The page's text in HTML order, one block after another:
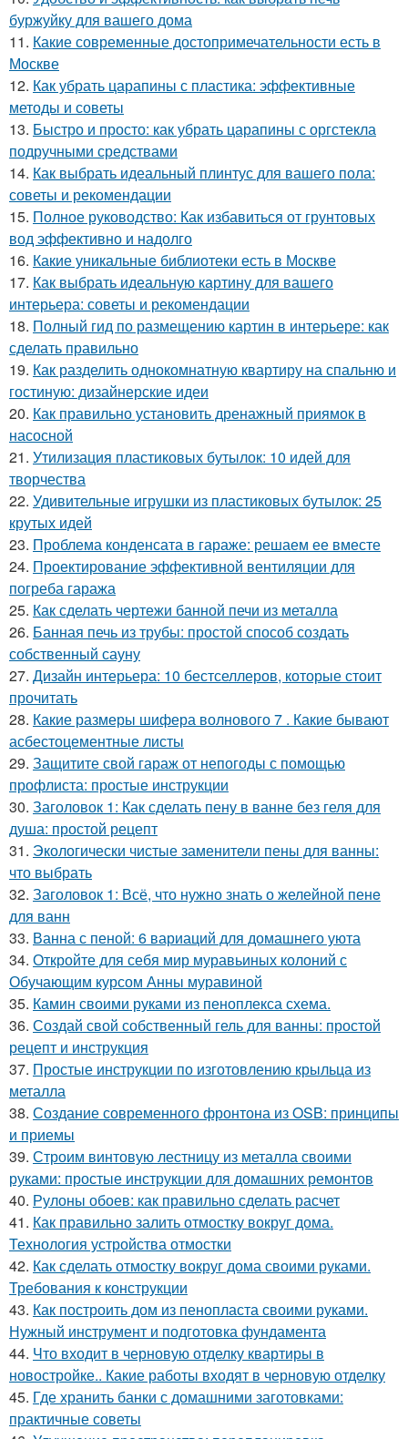
буржуйку для вашего дома
11. Какие современные достопримечательности есть в
Москве
12. Как убрать царапины с пластика: эффективные
методы и советы
13. Быстро и просто: как убрать царапины с оргстекла
подручными средствами
14. Как выбрать идеальный плинтус для вашего пола:
советы и рекомендации
15. Полное руководство: Как избавиться от грунтовых
вод эффективно и надолго
16. Какие уникальные библиотеки есть в Москве
17. Как выбрать идеальную картину для вашего
интерьера: советы и рекомендации
18. Полный гид по размещению картин в интерьере: как
сделать правильно
19. Как разделить однокомнатную квартиру на спальню и
гостиную: дизайнерские идеи
20. Как правильно установить дренажный приямок в
насосной
21. Утилизация пластиковых бутылок: 10 идей для
творчества
22. Удивительные игрушки из пластиковых бутылок: 25
крутых идей
23. Проблема конденсата в гараже: решаем ее вместе
24. Проектирование эффективной вентиляции для
погреба гаража
25. Как сделать чертежи банной печи из металла
26. Банная печь из трубы: простой способ создать
собственный сауну
27. Дизайн интерьера: 10 бестселлеров, которые стоит
прочитать
28. Какие размеры шифера волнового 7 . Какие бывают
асбестоцементные листы
29. Защитите свой гараж от непогоды с помощью
профлиста: простые инструкции
30. Заголовок 1: Как сделать пену в ванне без геля для
душа: простой рецепт
31. Экологически чистые заменители пены для ванны:
что выбрать
32. Заголовок 1: Всё, что нужно знать о желейной пенe
для ванн
33. Ванна с пеной: 6 вариаций для домашнего уюта
34. Откройте для себя мир муравьиных колоний с
Обучающим курсом Анны муравиной
35. Камин своими руками из пеноплекса схема.
36. Создай свой собственный гель для ванны: простой
рецепт и инструкция
37. Простые инструкции по изготовлению крыльца из
металла
38. Создание современного фронтона из OSB: принципы
и приемы
39. Строим винтовую лестницу из металла своими
руками: простые инструкции для домашних ремонтов
40. Рулоны обоев: как правильно сделать расчет
41. Как правильно залить отмостку вокруг дома.
Технология устройства отмостки
42. Как сделать отмостку вокруг дома своими руками.
Требования к конструкции
43. Как построить дом из пенопласта своими руками.
Нужный инструмент и подготовка фундамента
44. Что входит в черновую отделку квартиры в
новостройке.. Какие работы входят в черновую отделку
45. Где хранить банки с домашними заготовками:
практичные советы